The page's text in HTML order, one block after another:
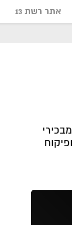
אתר רשת 13